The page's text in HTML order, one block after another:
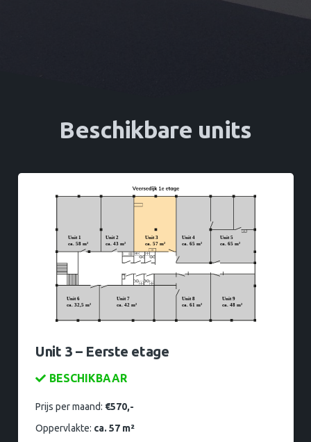
Beschikbare units
Unit 3 – Eerste etage
BESCHIKBAAR
Prijs per maand: €570,-
Oppervlakte: ca. 57 m²